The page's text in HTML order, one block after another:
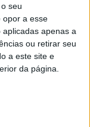
seu
opor a esse
apenas a
ou retirar seu
a este site e
da página.